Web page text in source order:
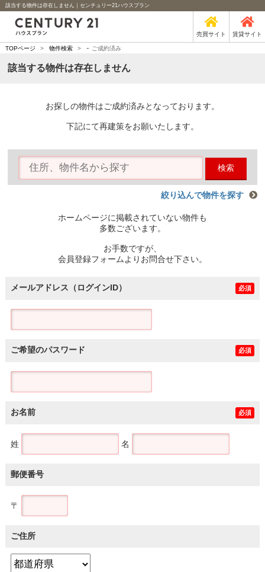
該当する物件は存在しません｜センチュリー21ハウスプラン
売買サイト 賃貸サイト
TOPページ > 物件検索 > - ご成約済み
該当する物件は存在しません
お探しの物件はご成約済みとなっております。
下記にて再建策をお願いたします。
検索
絞り込んで物件を探す
ホームページに掲載されていない物件も
多数ございます。
お手数ですが、
会員登録フォームよりお問合せ下さい。
メールアドレス（ログインID） 必須
ご希望のパスワード 必須
お名前 必須
姓 名
郵便番号
〒
ご住所